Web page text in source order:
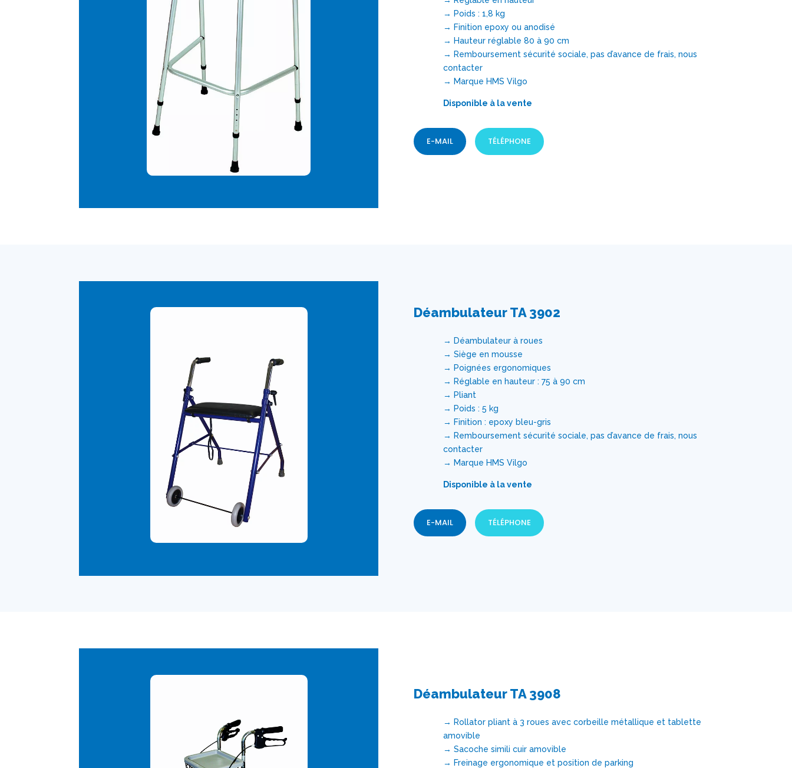
→ Poids : 1,8 kg
→ Finition epoxy ou anodisé
→ Hauteur réglable 80 à 90 cm
→ Remboursement sécurité sociale, pas d’avance de frais, nous
contacter
→ Marque HMS Vilgo
Disponible à la vente
E-MAIL TÉLÉPHONE
Déambulateur TA 3902
→ Déambulateur à roues
→ Siège en mousse
→ Poignées ergonomiques
→ Réglable en hauteur : 75 à 90 cm
→ Pliant
→ Poids : 5 kg
→ Finition : epoxy bleu-gris
→ Remboursement sécurité sociale, pas d’avance de frais, nous
contacter
→ Marque HMS Vilgo
Disponible à la vente
E-MAIL TÉLÉPHONE
Déambulateur TA 3908
→ Rollator pliant à 3 roues avec corbeille métallique et tablette
amovible
→ Sacoche simili cuir amovible
→ Freinage ergonomique et position de parking